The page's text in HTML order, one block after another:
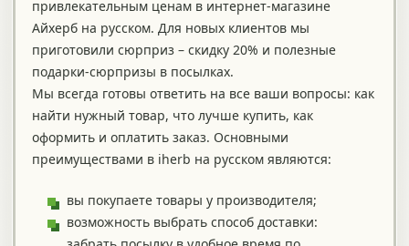
привлекательным ценам в интернет-магазине
Айхерб на русском. Для новых клиентов мы
приготовили сюрприз – скидку 20% и полезные
подарки-сюрпризы в посылках.
Мы всегда готовы ответить на все ваши вопросы: как
найти нужный товар, что лучше купить, как
оформить и оплатить заказ. Основными
преимуществами в iherb на русском являются:
вы покупаете товары у производителя;
возможность выбрать способ доставки: